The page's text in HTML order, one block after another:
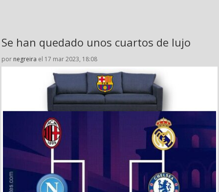
Se han quedado unos cuartos de lujo
por negreira el 17 mar 2023, 18:08